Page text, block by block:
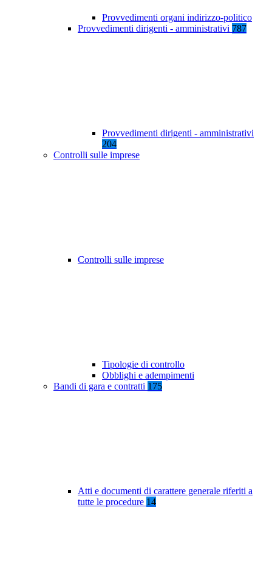
Provvedimenti organi indirizzo-politico
Provvedimenti dirigenti - amministrativi 787
Provvedimenti dirigenti - amministrativi
204
Controlli sulle imprese
Controlli sulle imprese
Tipologie di controllo
Obblighi e adempimenti
Bandi di gara e contratti 175
Atti e documenti di carattere generale riferiti a
tutte le procedure 14